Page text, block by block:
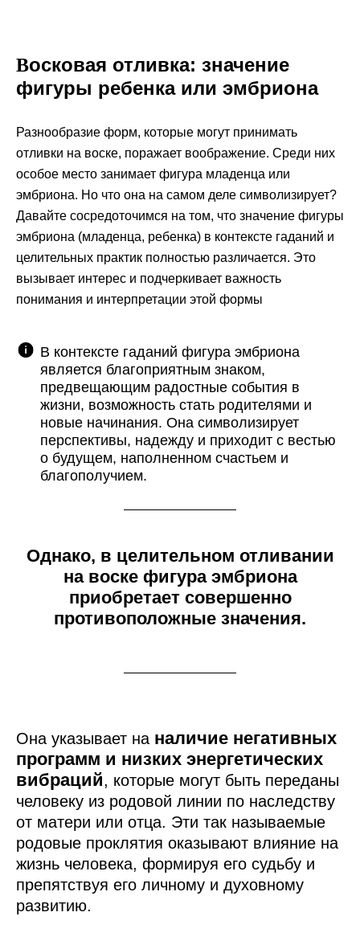
Восковая отливка: значение
фигуры ребенка или эмбриона
Разнообразие форм, которые могут принимать
отливки на воске, поражает воображение. Среди них
особое место занимает фигура младенца или
эмбриона. Но что она на самом деле символизирует?
Давайте сосредоточимся на том, что значение фигуры
эмбриона (младенца, ребенка) в контексте гаданий и
целительных практик полностью различается. Это
вызывает интерес и подчеркивает важность
понимания и интерпретации этой формы
В контексте гаданий фигура эмбриона
является благоприятным знаком,
предвещающим радостные события в
жизни, возможность стать родителями и
новые начинания. Она символизирует
перспективы, надежду и приходит с вестью
о будущем, наполненном счастьем и
благополучием.
Однако, в целительном отливании
на воске фигура эмбриона
приобретает совершенно
противоположные значения.
Она указывает на наличие негативных
программ и низких энергетических
вибраций, которые могут быть переданы
человеку из родовой линии по наследству
от матери или отца. Эти так называемые
родовые проклятия оказывают влияние на
жизнь человека, формируя его судьбу и
препятствуя его личному и духовному
развитию.